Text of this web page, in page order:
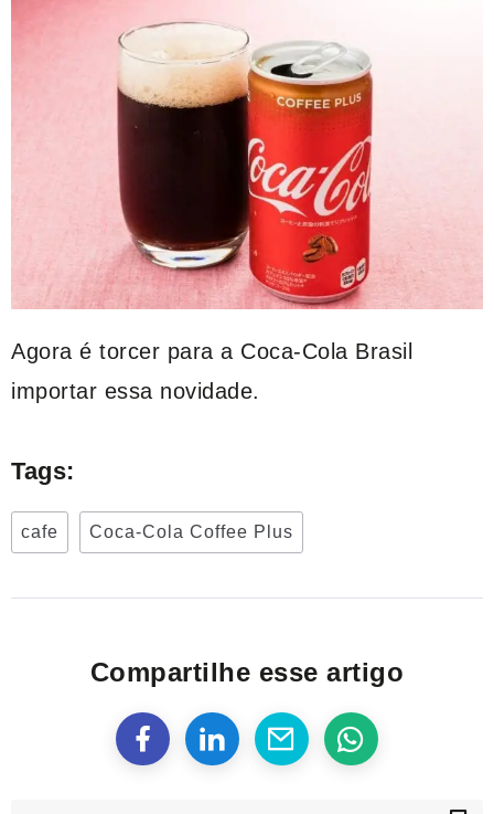
Agora é torcer para a Coca-Cola Brasil
importar essa novidade.
Tags:
cafe Coca-Cola Coffee Plus
Compartilhe esse artigo